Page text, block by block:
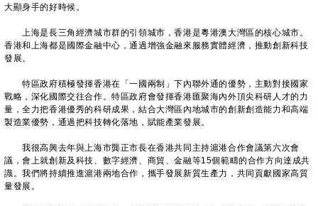
大顯身手的好時候。
上海是長三角經濟城市群的引領城市，香港是粵港澳大灣區的核心城市。
香港和上海都是國際金融中心，通過增強金融來服務實體經濟，推動創新科技
發展。
特區政府積極發揮香港在「一國兩制」下內聯外通的優勢，主動對接國家
戰略，深化國際交往合作。特區政府會發揮香港匯聚海內外頂尖科研人才的力
量，全力把香港優秀的科研成果，結合大灣區內地城市的創新創造能力和高端
製造業優勢，通過把科技轉化落地，賦能產業發展。
我很高興去年與上海市龔正市長在香港共同主持滬港合作會議第六次會
議，會上就創新及科技、數字經濟、商貿、金融等15個範疇的合作方向達成共
識。我們將持續推進滬港兩地合作，攜手發展新質生產力，共同貢獻國家高質
量發展。